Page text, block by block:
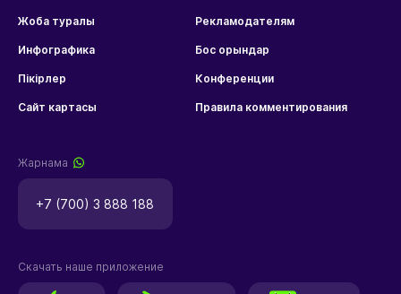
Жоба туралы Рекламодателям
Инфографика Бос орындар
Пікірлер Конференции
Сайт картасы Правила комментирования
Жарнама
+7 (700) 3 888 188
Скачать наше приложение